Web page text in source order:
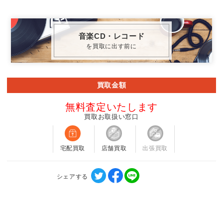
音楽CD・レコード
を買取に出す前に
買取金額
無料査定いたします
買取お取扱い窓口
宅配買取 店舗買取 出張買取
シェアする